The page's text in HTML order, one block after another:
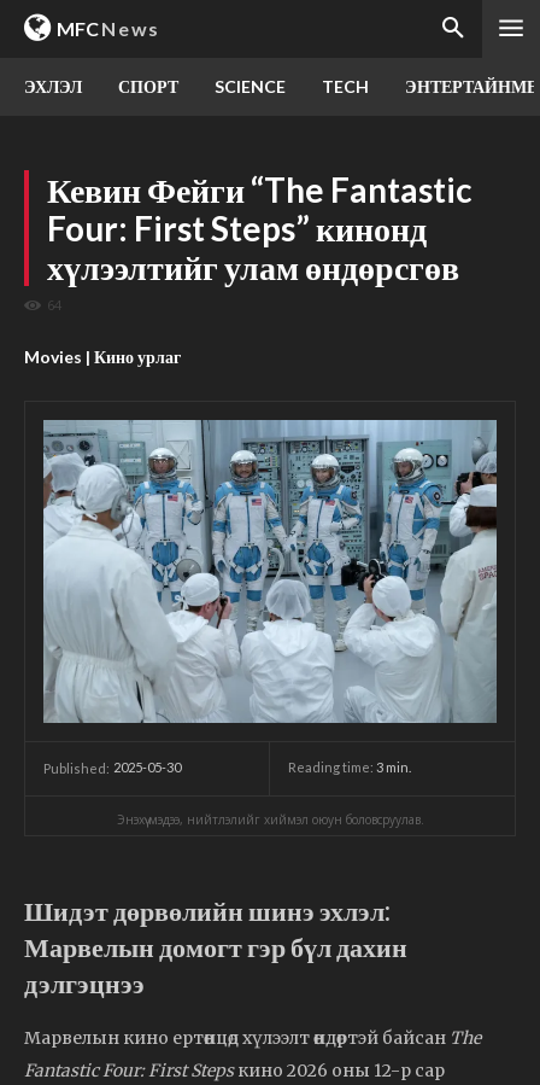
MFCNews
ЭХЛЭЛ СПОРТ SCIENCE TECH
Кевин Фейги “The Fantastic
Four: First Steps” кинонд
хүлээлтийг улам өндөрсгөв
64
Movies | Кино урлаг
Published: 2025-05-30 Reading time: 3 min.
Энэхүү мэдээ, нийтлэлийг хиймэл оюун боловсруулав.
Шидэт дөрвөлийн шинэ эхлэл:
Марвелын домогт гэр бүл дахин
дэлгэцнээ
Марвелын кино ертөнцөд хүлээлт өндөртэй байсан The
Fantastic Four: First Stepsкино 2026 оны 12-р сар